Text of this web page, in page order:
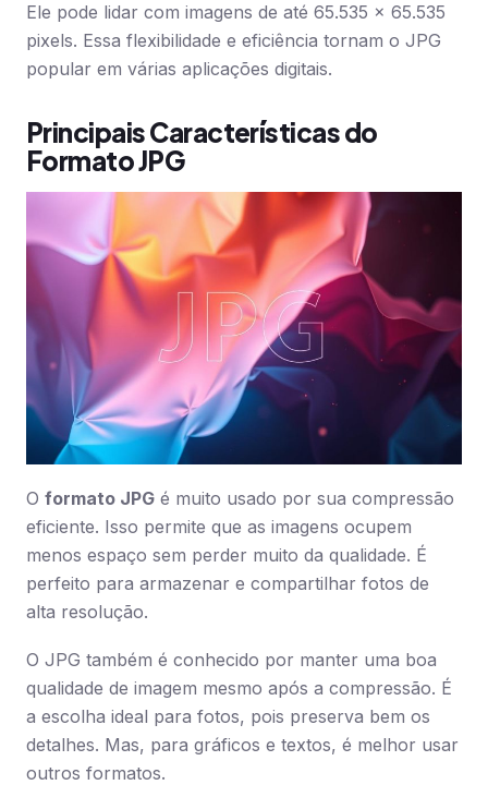
Ele pode lidar com imagens de até 65.535 x 65.535
pixels. Essa flexibilidade e eficiência tornam o JPG
popular em várias aplicações digitais.
Principais Características do
Formato JPG
O formato JPG é muito usado por sua compressão
eficiente. Isso permite que as imagens ocupem
menos espaço sem perder muito da qualidade. É
perfeito para armazenar e compartilhar fotos de
alta resolução.
O JPG também é conhecido por manter uma boa
qualidade de imagem mesmo após a compressão. É
a escolha ideal para fotos, pois preserva bem os
detalhes. Mas, para gráficos e textos, é melhor usar
outros formatos.